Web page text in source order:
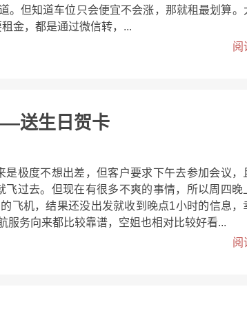
。但知道车位只会便宜不会涨，那就租最划算。
金，都是通过微信转，...
阅
送生日贺卡
是极度不想出差，但客户要求下午去参加会议，
飞过去。但现在有很多不爽的事情，所以周四晚
飞机，结果还没出发就收到晚点1小时的信息，
服务向来都比较靠谱，空姐也相对比较好看...
阅